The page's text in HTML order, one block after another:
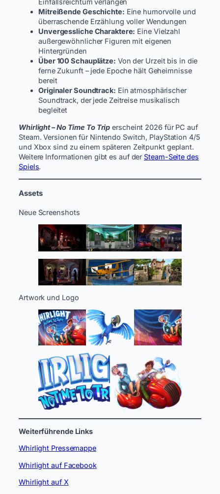
Einfallsreichtum verlangen
Mitreißende Geschichte: Eine humorvolle und
überraschende Erzählung voller Wendungen
Unvergessliche Charaktere: Eine Vielzahl
außergewöhnlicher Figuren mit eigenen
Hintergründen
Über 100 Schauplätze: Von der Urzeit bis in die
ferne Zukunft – jede Epoche hält Geheimnisse
bereit
Originaler Soundtrack: Ein atmosphärischer
Soundtrack, der jede Zeitreise musikalisch
begleitet
Whirlight – No Time To Trip erscheint 2026 für PC auf
Steam. Versionen für Nintendo Switch, PlayStation 4/5
und Xbox sind zu einem späteren Zeitpunkt geplant.
Weitere Informationen gibt es auf der Steam-Seite des
Spiels.
Assets
Neue Screenshots
Artwork und Logo
Weiterführende Links
Whirlight Pressemappe
Whirlight auf Facebook
Whirlight auf X